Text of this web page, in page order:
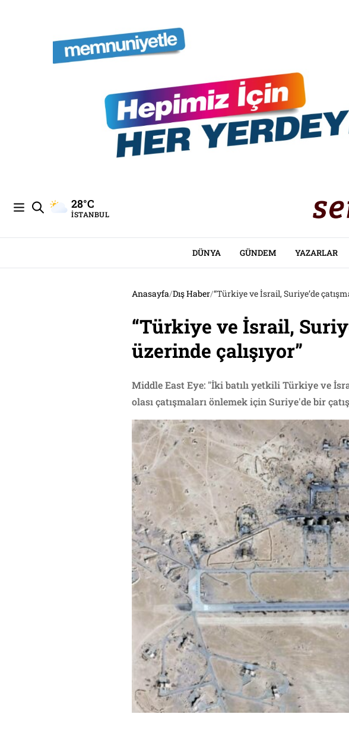
28°C
İSTANBUL
DÜNYA GÜNDEM YAZARLAR
Anasayfa/Dış Haber/“Türkiye ve İsrail, Suriye’de
“Türkiye ve İsrail,
üzerinde çalışıyor”
Middle East Eye: "İki batılı yetkili Türkiye ve
olası çatışmaları önlemek için Suriye'de bir